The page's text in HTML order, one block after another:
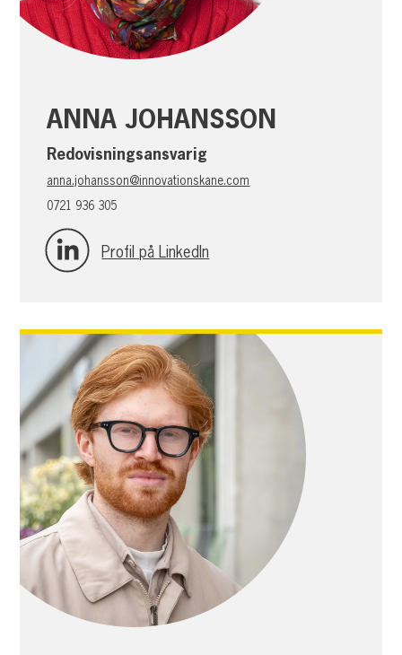
ANNA JOHANSSON
Redovisningsansvarig
anna.johansson@innovationskane.com
0721 936 305
Profil på LinkedIn